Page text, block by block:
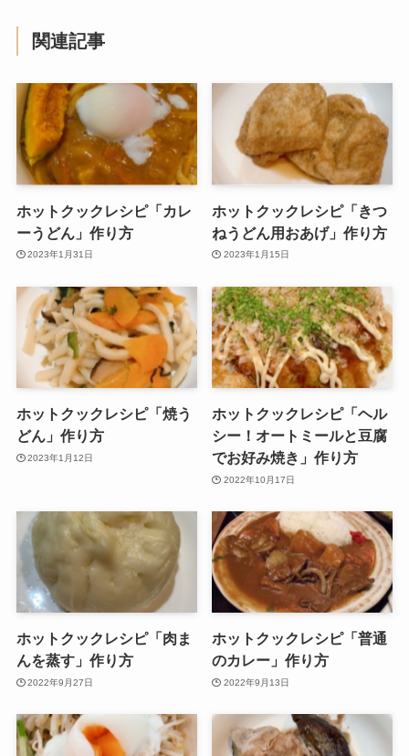
関連記事
ホットクックレシピ「カレ
ーうどん」作り方
2023年1月31日
ホットクックレシピ「きつ
ねうどん用おあげ」作り方
2023年1月15日
ホットクックレシピ「焼う
どん」作り方
2023年1月12日
ホットクックレシピ「ヘル
シー！オートミールと豆腐
でお好み焼き」作り方
2022年10月17日
ホットクックレシピ「肉ま
んを蒸す」作り方
2022年9月27日
ホットクックレシピ「普通
のカレー」作り方
2022年9月13日